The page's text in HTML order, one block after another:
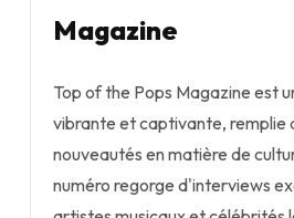
Magazine
Top of the Pops Magazine est
vibrante et captivante, remplie
nouveautés en matière de
numéro regorge d'interviews